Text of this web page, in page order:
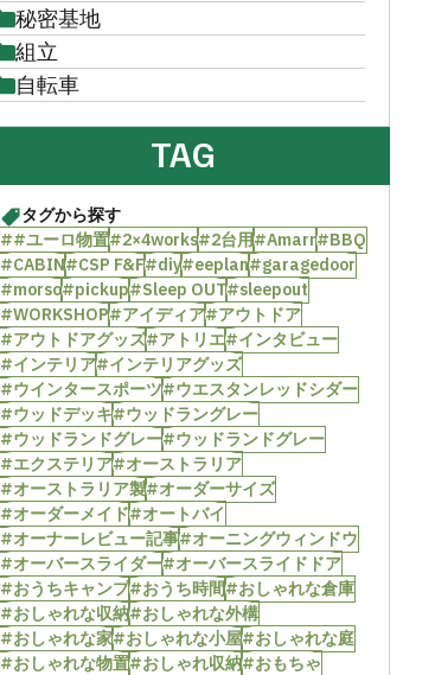
秘密基地
組立
自転車
TAG
タグから探す
##ユーロ物置#2×4works#2台用#Amarr#BBQ
#CABIN#CSP F&F#diy#eeplan#garagedoor
#morso#pickup#Sleep OUT#sleepout
#WORKSHOP#アイディア#アウトドア
#アウトドアグッズ#アトリエ#インタビュー
#インテリア#インテリアグッズ
#ウインタースポーツ#ウエスタンレッドシダー
#ウッドデッキ#ウッドラングレー
#ウッドランドグレー#ウッドランドグレー
#エクステリア#オーストラリア
#オーストラリア製#オーダーサイズ
#オーダーメイド#オートバイ
#オーナーレビュー記事#オーニングウィンドウ
#オーバースライダー#オーバースライドドア
#おうちキャンプ#おうち時間#おしゃれな倉庫
#おしゃれな収納#おしゃれな外構
#おしゃれな家#おしゃれな小屋#おしゃれな庭
#おしゃれな物置#おしゃれ収納#おもちゃ